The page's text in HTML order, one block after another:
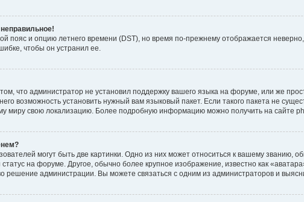
пояс и опцию летнего времени (DST), но время по-прежнему отображается
чтобы он устранил ее.
что администратор не установил поддержку вашего языка на форуме, или же
возможность установить нужный вам языковый пакет. Если такого пакета не
миру свою локализацию. Более подробную информацию можно получить на сайте
могут быть две картинки. Одно из них может относиться к вашему званию,
на форуме. Другое, обычно более крупное изображение, известно как
решение администрации. Вы можете связаться с одним из администраторов и